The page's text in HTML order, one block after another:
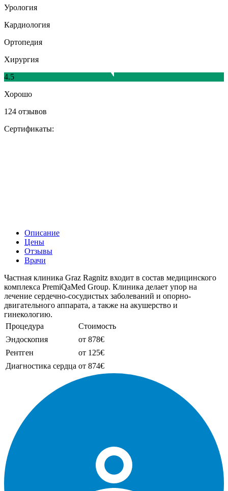
Урология
Кардиология
Ортопедия
Хирургия
4.5
Хорошо
124 отзывов
Сертификаты:
Описание
Цены
Отзывы
Врачи
Частная клиника Graz Ragnitz входит в состав медицинского
комплекса PremiQaMed Group. Клиника делает упор на
лечение сердечно-сосудистых заболеваний и опорно-
двигательного аппарата, а также на акушерство и
гинекологию.
Процедура
Стоимость
Эндоскопия
от 878€
Рентген
от 125€
Диагностика сердца от 874€